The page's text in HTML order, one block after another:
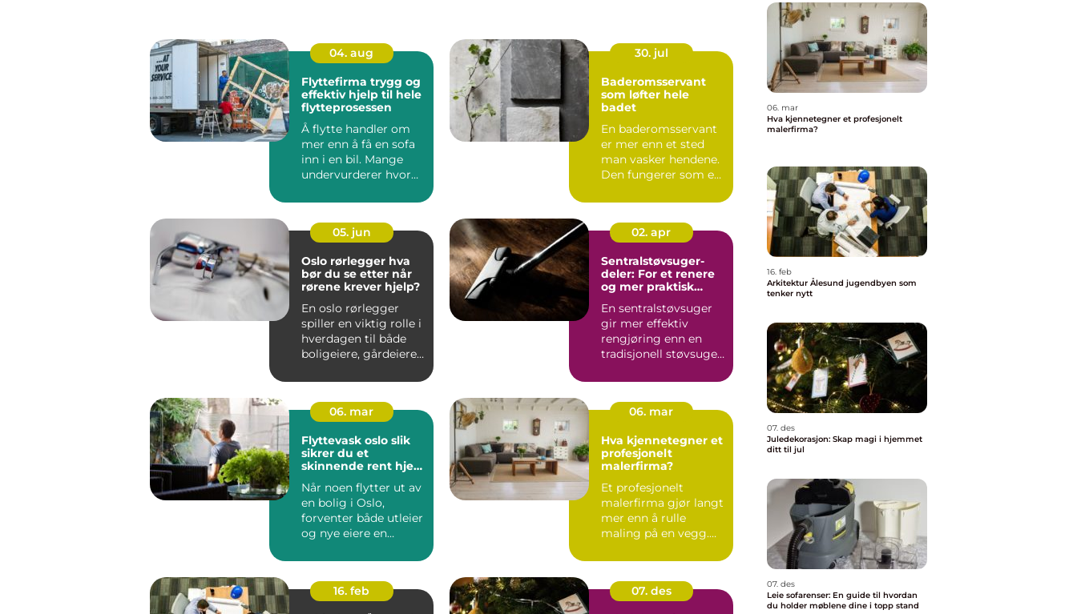
04. aug
Flyttefirma trygg og
effektiv hjelp til hele
flytteprosessen
Å flytte handler om
mer enn å få en sofa
inn i en bil. Mange
undervurderer hvor
30. jul
Baderomsservant
som løfter hele
badet
En baderomsservant
er mer enn et sted
man vasker hendene.
Den fungerer som et
påv...
05. jun
Oslo rørlegger hva
bør du se etter når
rørene krever hjelp?
En oslo rørlegger
spiller en viktig rolle i
hverdagen til både
boligeiere, gårdeiere
02. apr
Sentralstøvsuger-
deler: For et renere
og mer praktisk
En sentralstøvsuger
gir mer effektiv
rengjøring enn en
tradisjonell støvsuger
06. mar
Flyttevask oslo slik
sikrer du et
skinnende rent hjem
Når noen flytter ut av
en bolig i Oslo,
forventer både utleier
og nye eiere en
profesjone...
06. mar
Hva kjennetegner et
profesjonelt
malerfirma?
Et profesjonelt
malerfirma gjør langt
mer enn å rulle
maling på en vegg.
planlegger ...
16. feb
07. des
06. mar
Hva kjennetegner et profesjonelt
malerfirma?
16. feb
Arkitektur Ålesund jugendbyen som
tenker nytt
07. des
Juledekorasjon: Skap magi i hjemmet
ditt til jul
07. des
Leie sofarenser: En guide til hvordan
du holder møblene dine i topp stand